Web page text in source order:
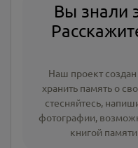
Вы знали
Наш проект
хранить память о
стесняйтесь,
фотографии,
книгой